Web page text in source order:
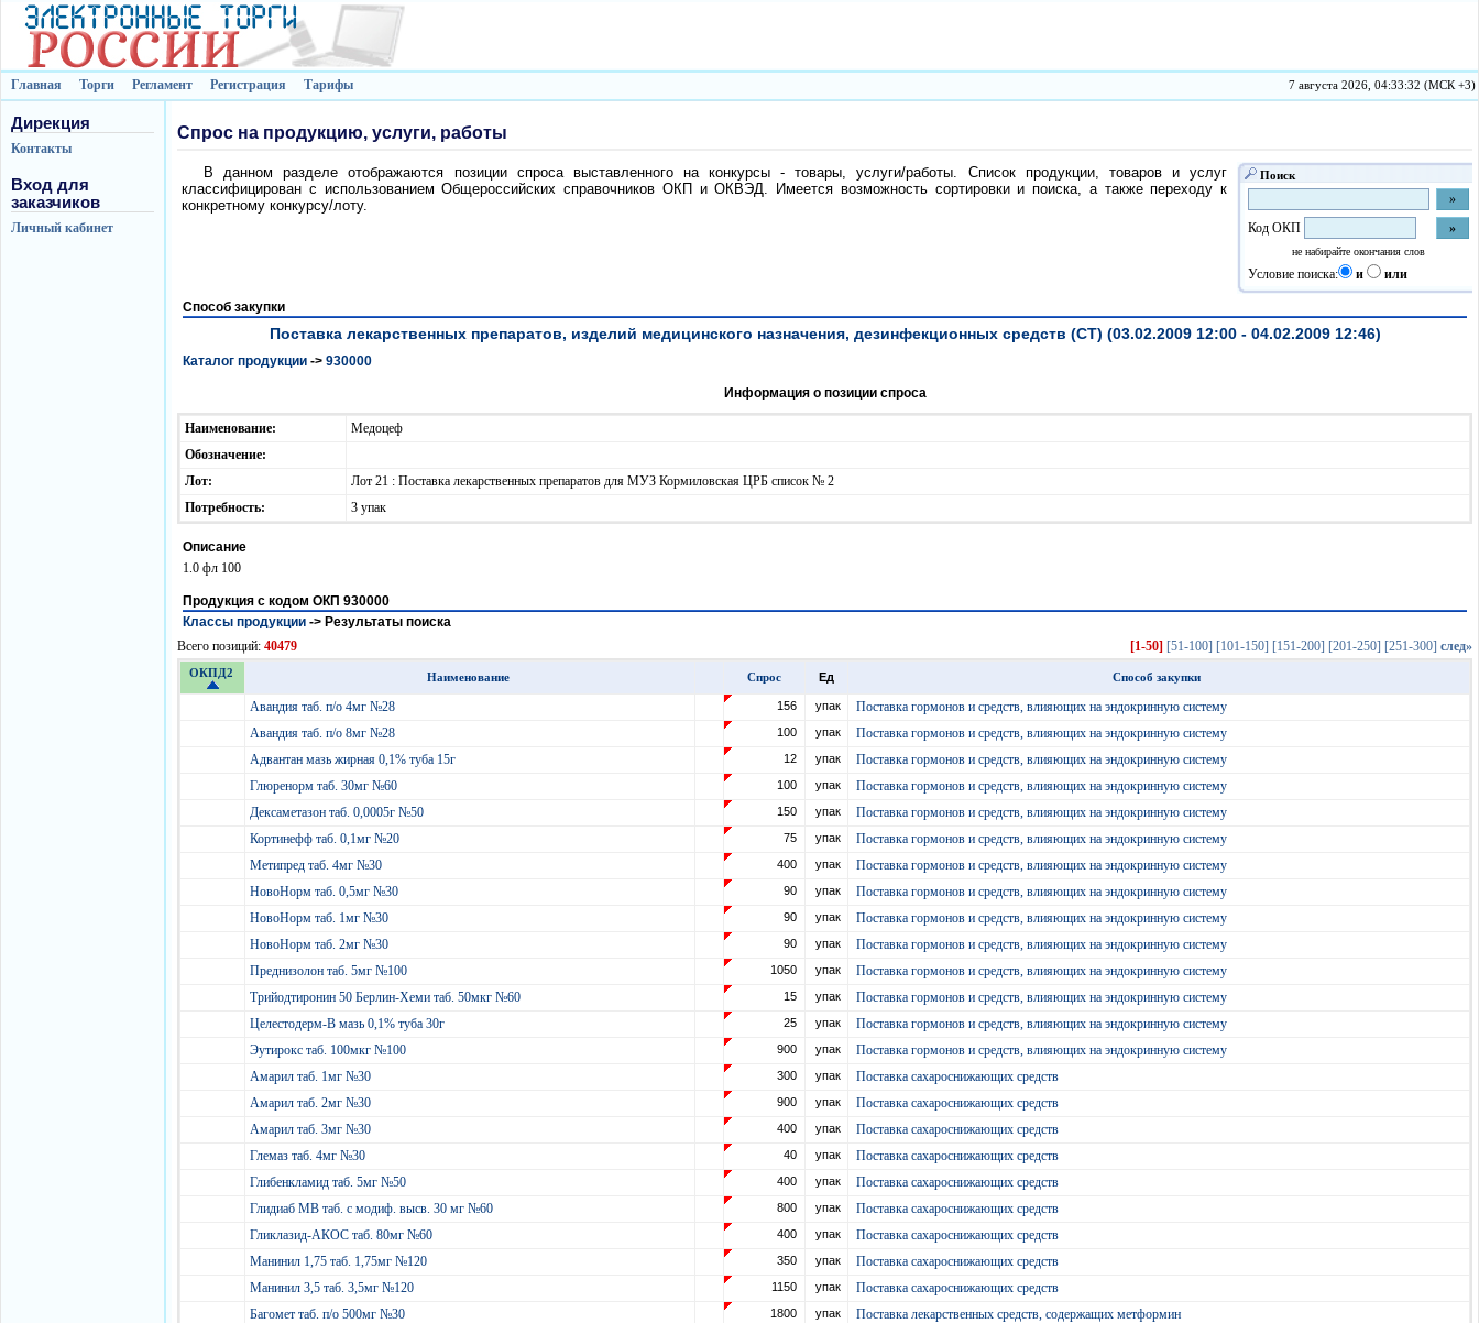
Главная Торги Регламент Регистрация Тарифы 7 августа 2026, 04:33:32 (МСК +3)
Дирекция
Контакты
Вход для
заказчиков
Личный кабинет
Спрос на продукцию, услуги, работы
В данном разделе отображаются позиции спроса выставленного на конкурсы - товары, услуги/работы. Список продукции, товаров и услуг
классифицирован с использованием Общероссийских справочников ОКП и ОКВЭД. Имеется возможность сортировки и поиска, а также переходу к
конкретному конкурсу/лоту.
Поиск
Код ОКП
не набирайте окончания слов
Условие поиска: и или
Способ закупки
Поставка лекарственных препаратов, изделий медицинского назначения, дезинфекционных средств (СТ) (03.02.2009 12:00 - 04.02.2009 12:46)
Каталог продукции -> 930000
Информация о позиции спроса
Наименование:
Медоцеф
Обозначение:
Лот:
Лот 21 : Поставка лекарственных препаратов для МУЗ Кормиловская ЦРБ список № 2
Потребность:
3 упак
Описание
1.0 фл 100
Продукция с кодом ОКП 930000
Классы продукции -> Результаты поиска
Всего позиций: 40479 [1-50] [51-100] [101-150] [151-200] [201-250] [251-300] след»
ОКПД2 Наименование Спрос Ед Способ закупки
Авандия таб. п/о 4мг №28 156 упак
Поставка гормонов и средств, влияющих на эндокринную систему
Авандия таб. п/о 8мг №28
100 упак
Поставка гормонов и средств, влияющих на эндокринную систему
Адвантан мазь жирная 0,1% туба 15г
12 упак
Поставка гормонов и средств, влияющих на эндокринную систему
Глюренорм таб. 30мг №60
100 упак
Поставка гормонов и средств, влияющих на эндокринную систему
Дексаметазон таб. 0,0005г №50
150 упак
Поставка гормонов и средств, влияющих на эндокринную систему
Кортинефф таб. 0,1мг №20
75 упак
Поставка гормонов и средств, влияющих на эндокринную систему
Метипред таб. 4мг №30
400 упак
Поставка гормонов и средств, влияющих на эндокринную систему
НовоНорм таб. 0,5мг №30
90 упак
Поставка гормонов и средств, влияющих на эндокринную систему
НовоНорм таб. 1мг №30
90 упак
Поставка гормонов и средств, влияющих на эндокринную систему
НовоНорм таб. 2мг №30
90 упак
Поставка гормонов и средств, влияющих на эндокринную систему
Преднизолон таб. 5мг №100
1050 упак
Поставка гормонов и средств, влияющих на эндокринную систему
Трийодтиронин 50 Берлин-Хеми таб. 50мкг №60
15 упак
Поставка гормонов и средств, влияющих на эндокринную систему
Целестодерм-В мазь 0,1% туба 30г
25 упак
Поставка гормонов и средств, влияющих на эндокринную систему
Эутирокс таб. 100мкг №100
900 упак
Поставка гормонов и средств, влияющих на эндокринную систему
Амарил таб. 1мг №30
300 упак
Поставка сахароснижающих средств
Амарил таб. 2мг №30
900 упак
Поставка сахароснижающих средств
Амарил таб. 3мг №30
400 упак
Поставка сахароснижающих средств
Глемаз таб. 4мг №30
40 упак
Поставка сахароснижающих средств
Глибенкламид таб. 5мг №50
400 упак
Поставка сахароснижающих средств
Глидиаб МВ таб. с модиф. высв. 30 мг №60
800 упак
Поставка сахароснижающих средств
Гликлазид-АКОС таб. 80мг №60
400 упак
Поставка сахароснижающих средств
Манинил 1,75 таб. 1,75мг №120
350 упак
Поставка сахароснижающих средств
Манинил 3,5 таб. 3,5мг №120
1150 упак
Поставка сахароснижающих средств
Багомет таб. п/о 500мг №30
1800 упак
Поставка лекарственных средств, содержащих метформин